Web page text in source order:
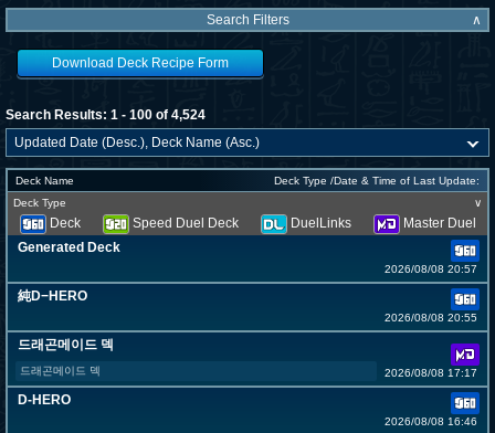
Search Filters ∧
Download Deck Recipe Form
Search Results: 1 - 100 of 4,524
Deck Name
Deck Type /Date & Time of Last Update:
Deck Type
∨
Deck Speed Duel Deck DuelLinks
Master Duel
Generated Deck
2026/08/08 20:57
純D−HERO
2026/08/08 20:55
드래곤메이드 덱
드래곤메이드 덱 2026/08/08 17:17
D-HERO
2026/08/08 16:46